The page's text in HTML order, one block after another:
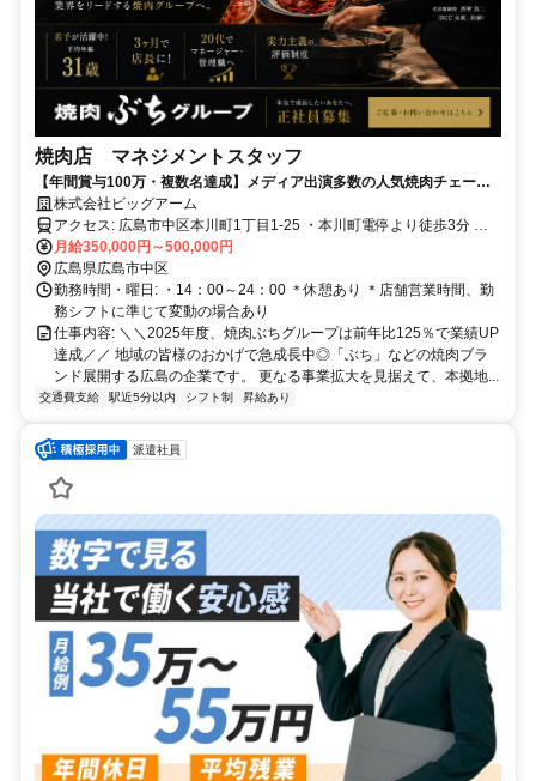
焼肉店 マネジメントスタッフ
【年間賞与100万・複数名達成】メディア出演多数の人気焼肉チェーン
《ぶちグループ》◎安定経営×成長企業でキャリアアップ！
株式会社ビッグアーム
アクセス: 広島市中区本川町1丁目1-25 ・本川町電停より徒歩3分 ＊
上記は運営本部の所在地です。面接はそちらで行います。
月給350,000円～500,000円
広島県広島市中区
勤務時間・曜日: ・14：00～24：00 ＊休憩あり ＊店舗営業時間、勤
務シフトに準じて変動の場合あり
仕事内容: ＼＼2025年度、焼肉ぶちグループは前年比125％で業績UP
達成／／ 地域の皆様のおかげで急成長中◎「ぶち」などの焼肉ブラ
ンド展開する広島の企業です。 更なる事業拡大を見据えて、本拠地...
交通費支給 駅近5分以内 シフト制 昇給あり
派遣社員